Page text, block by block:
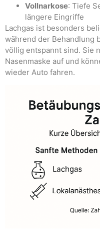
Vollnarkose: Tiefe
längere Eingriffe
Lachgas ist besonders
während der Behandlung
völlig entspannt sind. Sie
Nasenmaske auf und
wieder Auto fahren.